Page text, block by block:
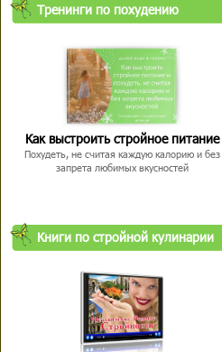
Тренинги по похудению
Как выстроить стройное питание
Похудеть, не считая каждую калорию и без
запрета любимых вкусностей
Книги по стройной кулинарии